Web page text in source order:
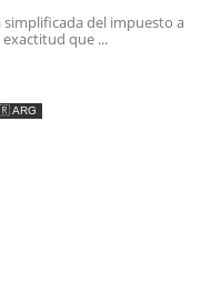
simplificada del impuesto a
que ...
ARG